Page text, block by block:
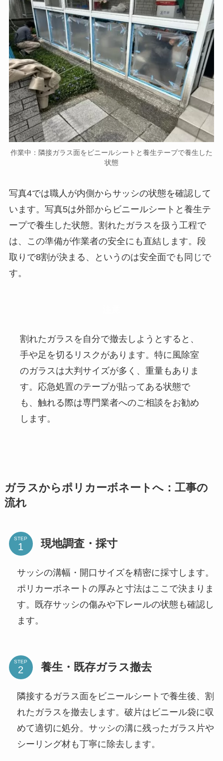
作業中：隣接ガラス面をビニールシートと養生テープで養生した
状態
写真4では職人が内側からサッシの状態を確認して
います。写真5は外部からビニールシートと養生テ
ープで養生した状態。割れたガラスを扱う工程で
は、この準備が作業者の安全にも直結します。段
取りで8割が決まる、というのは安全面でも同じで
す。
割れたガラスを自分で撤去しようとすると、
手や足を切るリスクがあります。特に風除室
のガラスは大判サイズが多く、重量もありま
す。応急処置のテープが貼ってある状態で
も、触れる際は専門業者へのご相談をお勧め
します。
ガラスからポリカーボネートへ：工事の
流れ
STEP 現地調査・採寸
サッシの溝幅・開口サイズを精密に採寸します。
ポリカーボネートの厚みと寸法はここで決まりま
す。既存サッシの傷みや下レールの状態も確認し
ます。
STEP 養生・既存ガラス撤去
隣接するガラス面をビニールシートで養生後、割
れたガラスを撤去します。破片はビニール袋に収
めて適切に処分。サッシの溝に残ったガラス片や
シーリング材も丁寧に除去します。